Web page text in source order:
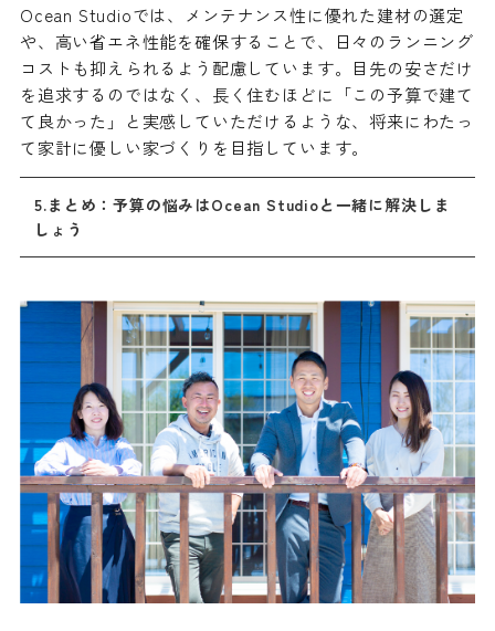
Ocean Studioでは、メンテナンス性に優れた建材の選定
や、高い省エネ性能を確保することで、日々のランニング
コストも抑えられるよう配慮しています。目先の安さだけ
を追求するのではなく、長く住むほどに「この予算で建て
て良かった」と実感していただけるような、将来にわたっ
て家計に優しい家づくりを目指しています。
5.まとめ：予算の悩みはOcean Studioと一緒に解決しま
しょう